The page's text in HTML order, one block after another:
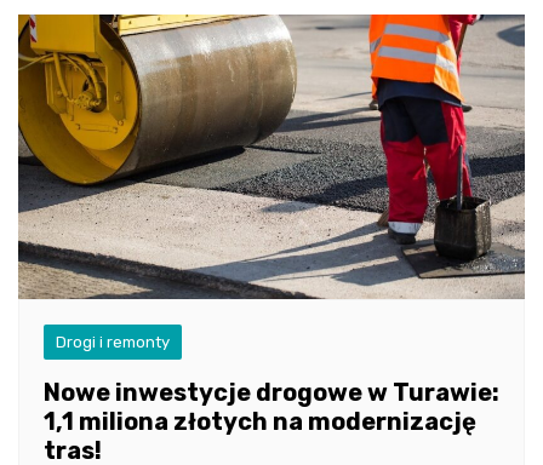
Drogi i remonty
Nowe inwestycje drogowe w Turawie:
1,1 miliona złotych na modernizację
tras!